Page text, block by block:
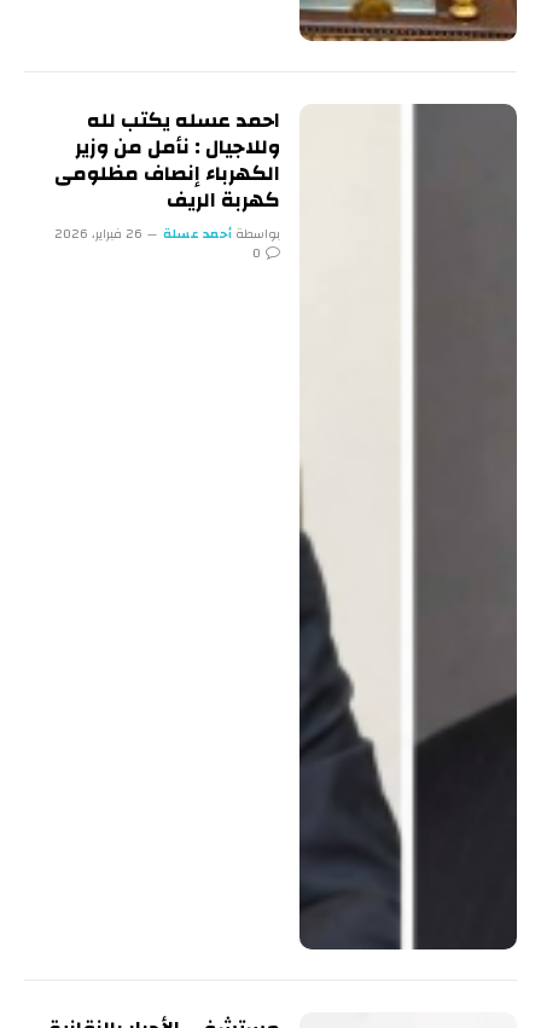
احمد عسله يكتب لله
وللاجيال : نأمل من وزير
الكهرباء إنصاف مظلومى
كهربة الريف
بواسطة أحمد عسلة
26 فبراير، 2026
0